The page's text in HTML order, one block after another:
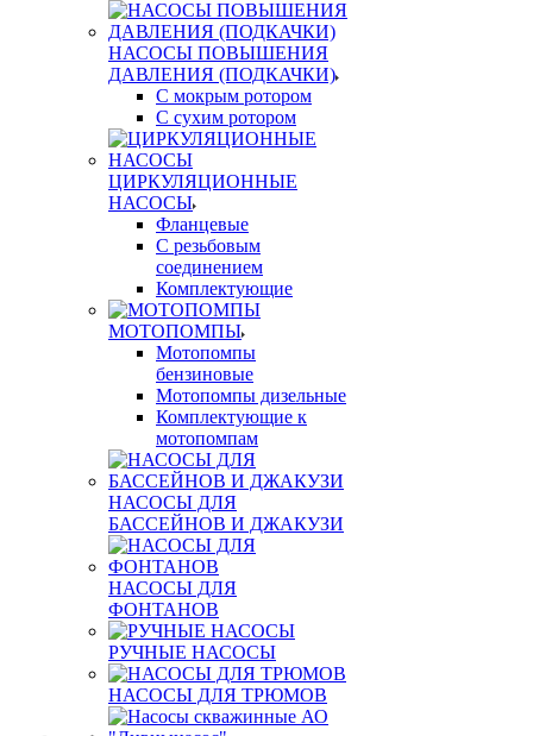
НАСОСЫ ПОВЫШЕНИЯ
ДАВЛЕНИЯ (ПОДКАЧКИ)
С мокрым ротором
С сухим ротором
ЦИРКУЛЯЦИОННЫЕ
НАСОСЫ
Фланцевые
С резьбовым
соединением
Комплектующие
МОТОПОМПЫ
Мотопомпы
бензиновые
Мотопомпы дизельные
Комплектующие к
мотопомпам
НАСОСЫ ДЛЯ
БАССЕЙНОВ И ДЖАКУЗИ
НАСОСЫ ДЛЯ
ФОНТАНОВ
РУЧНЫЕ НАСОСЫ
НАСОСЫ ДЛЯ ТРЮМОВ